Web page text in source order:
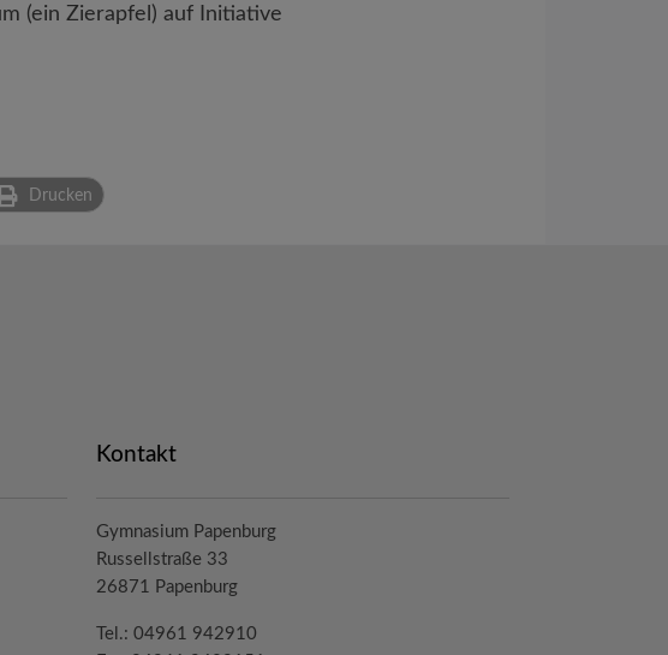
(ein Zierapfel) auf Initiative
Drucken
Kontakt
Gymnasium Papenburg
Russellstraße 33
26871 Papenburg
Tel.: 04961 942910